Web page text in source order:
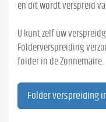
en dit wordt verspreid
U kunt zelf uw
Folderverspreiding
folder in de Zonnemaire.
Folder verspreiding